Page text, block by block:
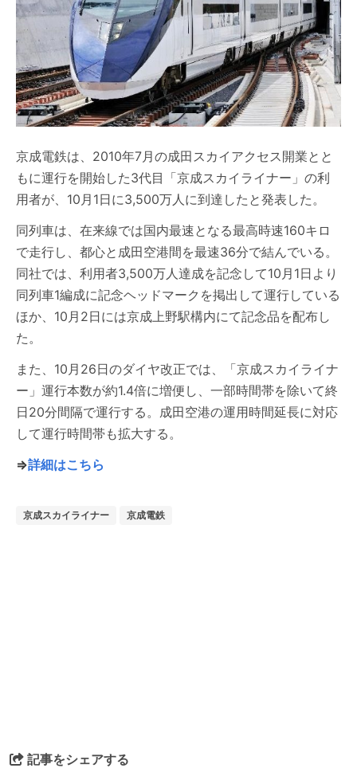
京成電鉄は、2010年7月の成田スカイアクセス開業とと
もに運行を開始した3代目「京成スカイライナー」の利
用者が、10月1日に3,500万人に到達したと発表した。
同列車は、在来線では国内最速となる最高時速160キロ
で走行し、都心と成田空港間を最速36分で結んでいる。
同社では、利用者3,500万人達成を記念して10月1日より
同列車1編成に記念ヘッドマークを掲出して運行している
ほか、10月2日には京成上野駅構内にて記念品を配布し
た。
また、10月26日のダイヤ改正では、「京成スカイライナ
ー」運行本数が約1.4倍に増便し、一部時間帯を除いて終
日20分間隔で運行する。成田空港の運用時間延長に対応
して運行時間帯も拡大する。
⇒詳細はこちら
京成スカイライナー 京成電鉄
記事をシェアする